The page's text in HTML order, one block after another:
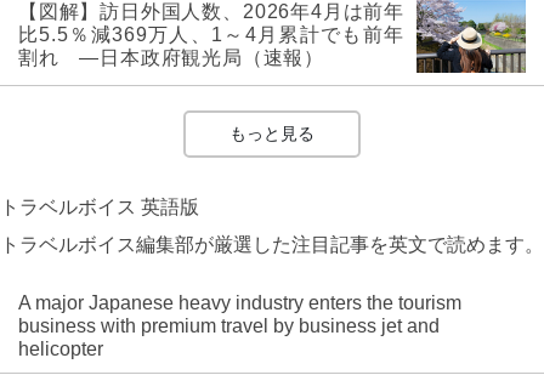
【図解】訪日外国人数、2026年4月は前年
比5.5％減369万人、1～4月累計でも前年
割れ ―日本政府観光局（速報）
もっと見る
トラベルボイス 英語版
トラベルボイス編集部が厳選した注目記事を英文で読めます。
A major Japanese heavy industry enters the tourism
business with premium travel by business jet and
helicopter